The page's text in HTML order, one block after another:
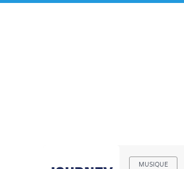
MUSIQUE